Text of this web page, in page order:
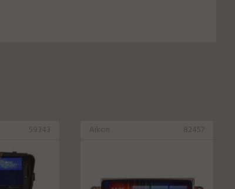
59343 Aikon 82457